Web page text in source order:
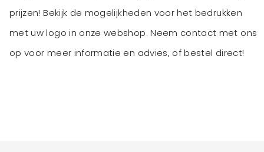
prijzen! Bekijk de mogelijkheden voor het bedrukken
met uw logo in onze webshop. Neem contact met ons
op voor meer informatie en advies, of bestel direct!